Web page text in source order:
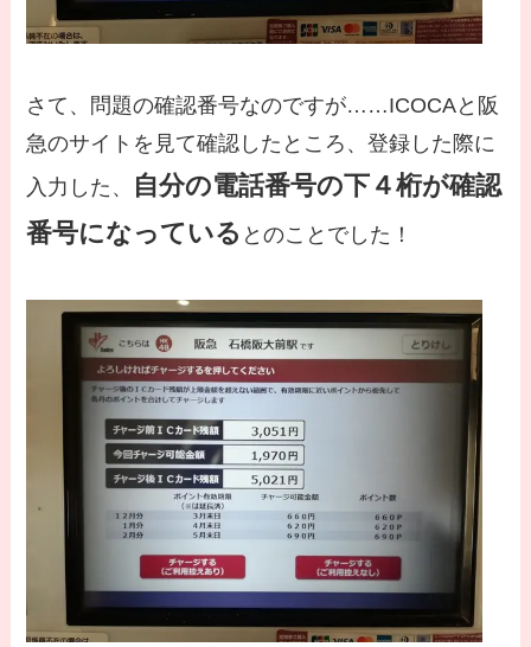
さて、問題の確認番号なのですが……ICOCAと阪
急のサイトを見て確認したところ、登録した際に
入力した、
自分の電話番号の下４桁が確認
番号になっている とのことでした！